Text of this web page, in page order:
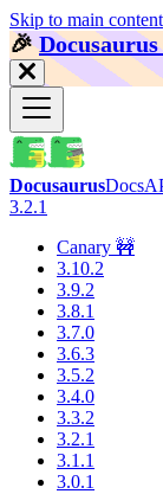
Skip to main content
🎉️Docusaurus
DocusaurusDocs
3.2.1
Canary 🚧
3.10.2
3.9.2
3.8.1
3.7.0
3.6.3
3.5.2
3.4.0
3.3.2
3.2.1
3.1.1
3.0.1